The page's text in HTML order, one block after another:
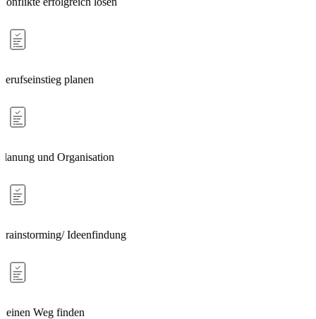
planen
und Organisation
Ideenfindung
Weg finden